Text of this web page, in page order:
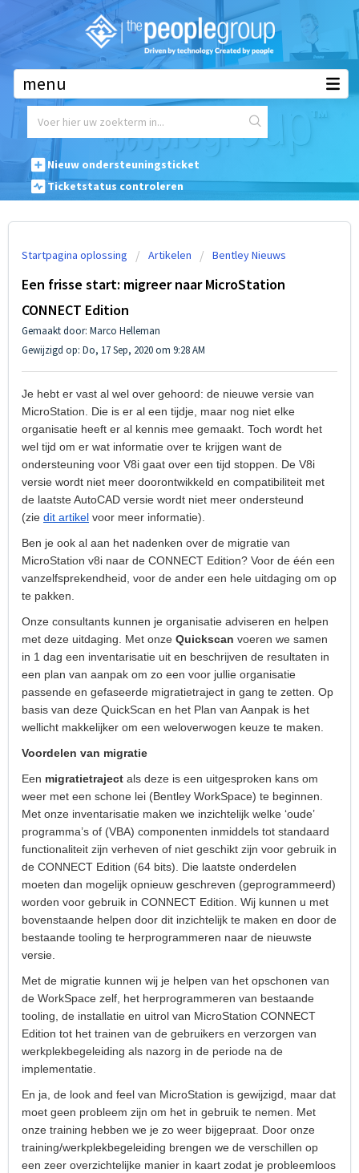
Nieuw ondersteuningsticket
Ticketstatus controleren
Startpagina oplossing Artikelen Bentley Nieuws
Een frisse start: migreer naar MicroStation
CONNECT Edition
Gemaakt door: Marco Helleman
Gewijzigd op: Do, 17 Sep, 2020 om 9:28 AM
Je hebt er vast al wel over gehoord: de nieuwe versie van
MicroStation. Die is er al een tijdje, maar nog niet elke
organisatie heeft er al kennis mee gemaakt. Toch wordt het
wel tijd om er wat informatie over te krijgen want de
ondersteuning voor V8i gaat over een tijd stoppen. De V8i
versie wordt niet meer doorontwikkeld en compatibiliteit met
de laatste AutoCAD versie wordt niet meer ondersteund
(zie dit artikel voor meer informatie).
Ben je ook al aan het nadenken over de migratie van
MicroStation v8i naar de CONNECT Edition? Voor de één een
vanzelfsprekendheid, voor de ander een hele uitdaging om op
te pakken.
Onze consultants kunnen je organisatie adviseren en helpen
met deze uitdaging. Met onze Quickscan voeren we samen
in 1 dag een inventarisatie uit en beschrijven de resultaten in
een plan van aanpak om zo een voor jullie organisatie
passende en gefaseerde migratietraject in gang te zetten. Op
basis van deze QuickScan en het Plan van Aanpak is het
wellicht makkelijker om een weloverwogen keuze te maken.
Voordelen van migratie
Een migratietraject als deze is een uitgesproken kans om
weer met een schone lei (Bentley WorkSpace) te beginnen.
Met onze inventarisatie maken we inzichtelijk welke ‘oude’
programma’s of (VBA) componenten inmiddels tot standaard
functionaliteit zijn verheven of niet geschikt zijn voor gebruik in
de CONNECT Edition (64 bits). Die laatste onderdelen
moeten dan mogelijk opnieuw geschreven (geprogrammeerd)
worden voor gebruik in CONNECT Edition. Wij kunnen u met
bovenstaande helpen door dit inzichtelijk te maken en door de
bestaande tooling te herprogrammeren naar de nieuwste
versie.
Met de migratie kunnen wij je helpen van het opschonen van
de WorkSpace zelf, het herprogrammeren van bestaande
tooling, de installatie en uitrol van MicroStation CONNECT
Edition tot het trainen van de gebruikers en verzorgen van
werkplekbegeleiding als nazorg in de periode na de
implementatie.
En ja, de look and feel van MicroStation is gewijzigd, maar dat
moet geen probleem zijn om het in gebruik te nemen. Met
onze training hebben we je zo weer bijgepraat. Door onze
training/werkplekbegeleiding brengen we de verschillen op
een zeer overzichtelijke manier in kaart zodat je probleemloos